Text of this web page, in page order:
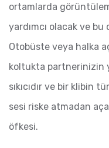
ortamlarda
yardımcı olacak ve
Otobüste veya halka
koltukta partnerinizin
sıkıcıdır ve bir klibin
sesi riske atmadan
öfkesi.